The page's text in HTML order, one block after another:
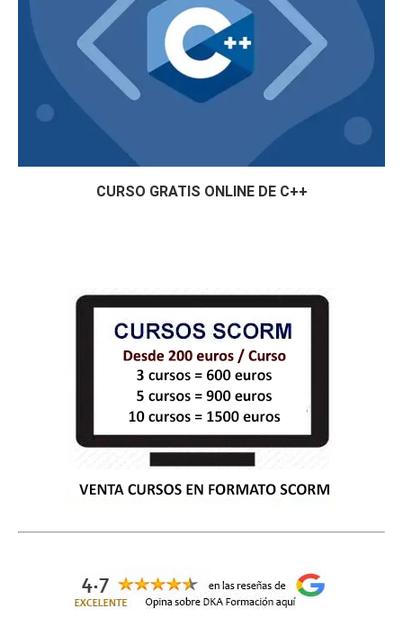
CURSO GRATIS ONLINE DE C++